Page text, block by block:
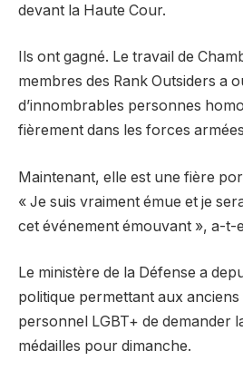
devant la Haute Cour.
Ils ont gagné. Le travail de
membres des Rank Outsiders a
d’innombrables personnes
fièrement dans les forces
Maintenant, elle est une fière
« Je suis vraiment émue et je
cet événement émouvant », a-t-
Le ministère de la Défense a
politique permettant aux
personnel LGBT+ de demander
médailles pour dimanche.